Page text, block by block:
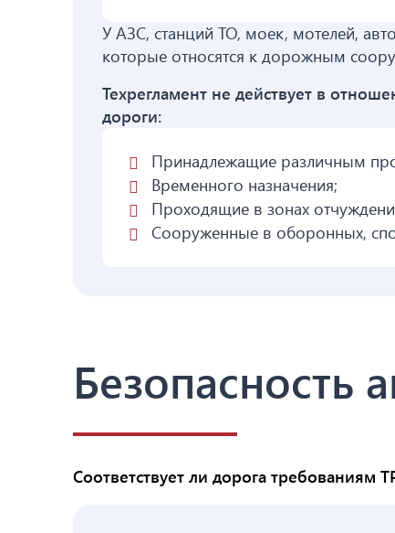
У АЗС, станций ТО, моек, мотелей,
которые относятся к дорожным
Техрегламент не действует в
дороги:
Принадлежащие различным
Временного назначения;
Проходящие в зонах
Сооруженные в оборонных,
Безопасность
Соответствует ли дорога требованиям